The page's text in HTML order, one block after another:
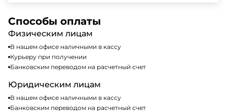
налогообложения, т.е с НДС 20%
Способы оплаты
Физическим лицам
В нашем офисе наличными в кассу
Курьеру при получении
Банковским переводом на расчетный счет
Юридическим лицам
В нашем офисе наличными в кассу
Банковским переводом на расчетный счет